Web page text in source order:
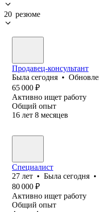
20 резюме
Продавец-консультант
Была сегодня •
65 000 ₽
Активно ищет работу
Общий опыт
16 лет 8 месяцев
Специалист
27 лет • Была сегодня •
80 000 ₽
Активно ищет работу
Общий опыт